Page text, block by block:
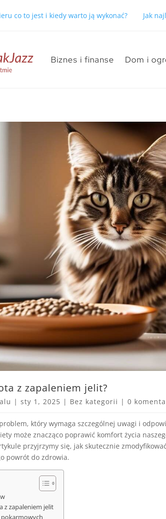
co to jest i kiedy warto ją wykonać? Jak
Biznes i finanse Dom i
z zapaleniem jelit?
| sty 1, 2025 | Bez kategorii | 0
który wymaga szczególnej uwagi i
może znacząco poprawić komfort życia
przyjrzymy się, jak skutecznie
powrót do zdrowia.
z zapaleniem jelit